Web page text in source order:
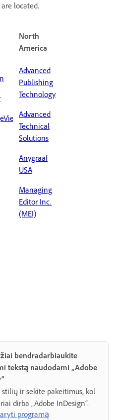
located.
North
America
Advanced
Publishing
Technology
Advanced
Technical
Solutions
Anygraaf
USA
Managing
Editor Inc.
(MEI)
bendradarbiaukite
tekstą naudodami „Adobe
stilių ir sekite pakeitimus, kol
dirba „Adobe InDesign“.
programą